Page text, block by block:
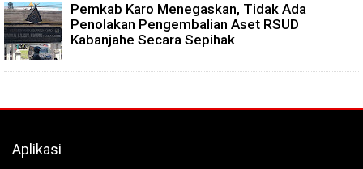
Pemkab Karo Menegaskan, Tidak Ada
Penolakan Pengembalian Aset RSUD
Kabanjahe Secara Sepihak
Aplikasi